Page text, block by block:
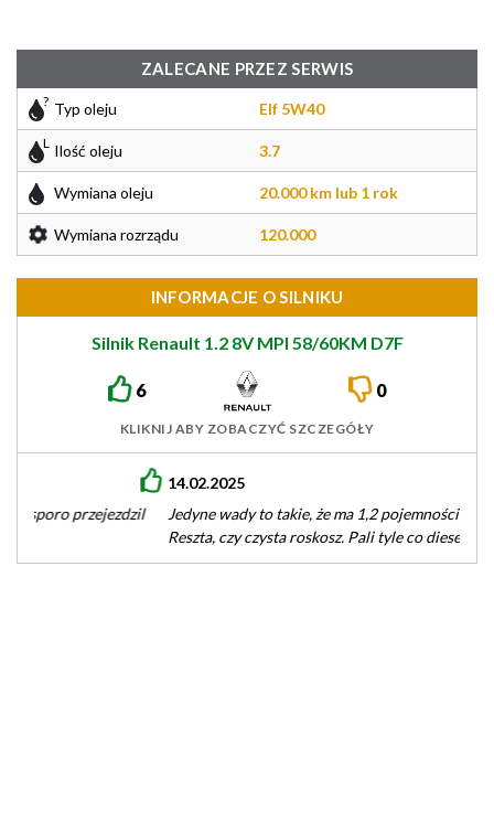
ZALECANE PRZEZ SERWIS
Typ oleju Elf 5W40
Ilość oleju 3.7
Wymiana oleju 20.000 km lub 1 rok
Wymiana rozrządu 120.000
INFORMACJE O SILNIKU
Silnik Renault 1.2 8V MPI 58/60KM D7F
6 0
KLIKNIJ ABY ZOBACZYĆ SZCZEGÓŁY
Jedyne wady to takie, że ma 1,2 pojemności i 54 KM mocy.
Reszta, czy czysta roskosz. Pali tyle co diesel…